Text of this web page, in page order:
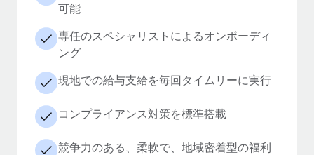
可能
専任のスペシャリストによるオンボーディ
ング
現地での給与支給を毎回タイムリーに実行
コンプライアンス対策を標準搭載
競争力のある、柔軟で、地域密着型の福利